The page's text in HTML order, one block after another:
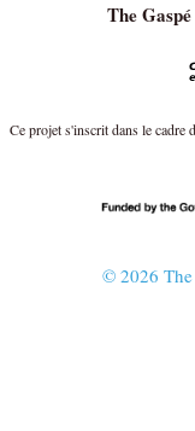
The Gaspé
Ce projet s'inscrit dans le cadre
© 2026 The